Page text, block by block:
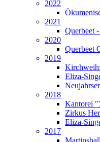
2022
2021
Querbeet
2020
Querbeet
2019
Eliza-
2018
Kantorei
Zirkus
Eliza-
2017
Martinsball